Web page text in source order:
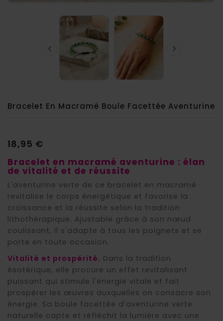
 
Bracelet En Macramé Boule Facettée Aventurine
18,95 €
Bracelet en macramé aventurine : élan
de vitalité et de réussite
L'aventurine verte de ce bracelet en macramé
revitalise le corps énergétique et favorise la
croissance et la réussite selon la tradition
lithothérapique. Ajustable grâce à son nœud
coulissant, il s'adapte à tous les poignets et se
porte en toute occasion.
Vitalité et prospérité. Dans la tradition
ésotérique, elle procure un effet revitalisant
puissant qui stimule l'énergie vitale et fait
prospérer les œuvres auxquelles on consacre son
énergie. Sa boule facettée d'aventurine verte
naturelle capte et réfléchit la lumière avec une